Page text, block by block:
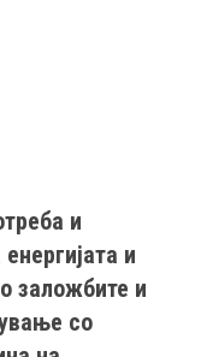
и
и
заложбите и
со